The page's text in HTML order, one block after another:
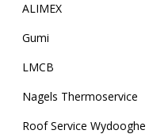
ALIMEX
Gumi
LMCB
Nagels Thermoservice
Roof Service Wydooghe